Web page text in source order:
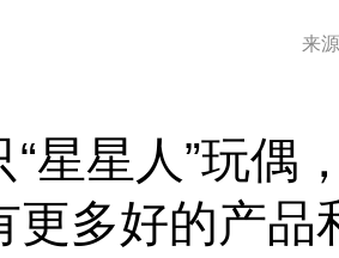
来
“星星人”玩偶
更多好的产品